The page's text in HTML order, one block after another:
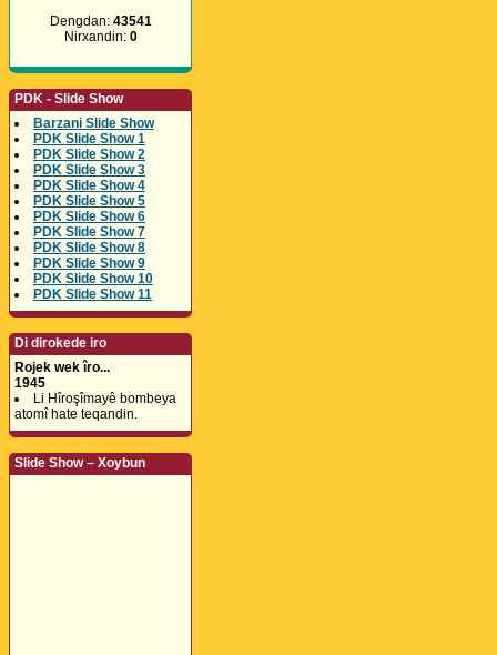
Dengdan: 43541
Nirxandin: 0
PDK - Slide Show
Barzani Slide Show
PDK Slide Show 1
PDK Slide Show 2
PDK Slide Show 3
PDK Slide Show 4
PDK Slide Show 5
PDK Slide Show 6
PDK Slide Show 7
PDK Slide Show 8
PDK Slide Show 9
PDK Slide Show 10
PDK Slide Show 11
Di dirokede iro
Rojek wek îro...
1945
Li Hîroşîmayê bombeya
atomî hate teqandin.
Slide Show – Xoybun